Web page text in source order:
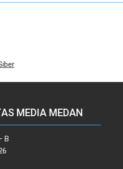
MEDIA MEDAN
B